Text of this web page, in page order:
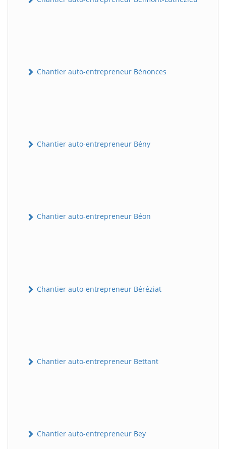
Chantier auto-entrepreneur Bénonces
Chantier auto-entrepreneur Bény
Chantier auto-entrepreneur Béon
Chantier auto-entrepreneur Béréziat
Chantier auto-entrepreneur Bettant
Chantier auto-entrepreneur Bey